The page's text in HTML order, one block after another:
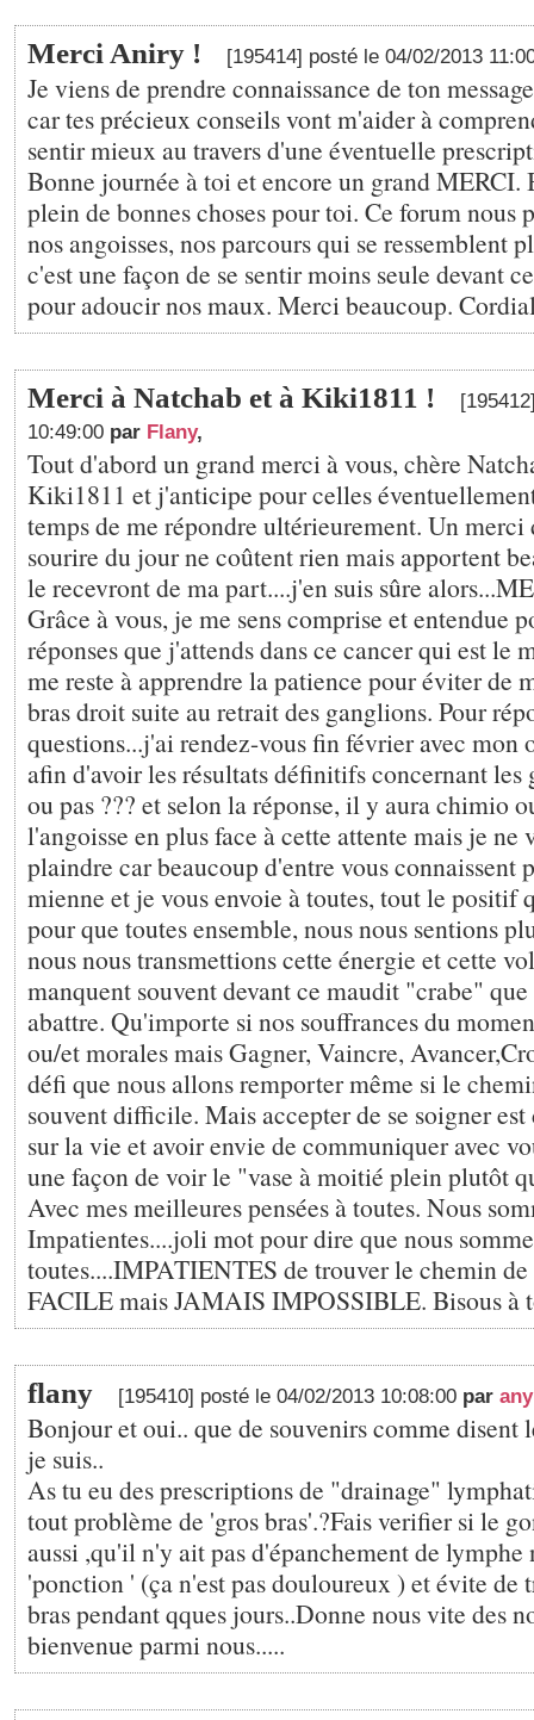
Merci Aniry ! [195414] posté le 04/02/2013
Je viens de prendre connaissance de ton
car tes précieux conseils vont m'aider à
sentir mieux au travers d'une éventuelle
Bonne journée à toi et encore un grand MERCI.
plein de bonnes choses pour toi. Ce forum nous
nos angoisses, nos parcours qui se ressemblent
c'est une façon de se sentir moins seule devant
pour adoucir nos maux. Merci beaucoup.
Merci à Natchab et à Kiki1811 !
10:49:00 par Flany,
Tout d'abord un grand merci à vous, chère
Kiki1811 et j'anticipe pour celles
temps de me répondre ultérieurement. Un
sourire du jour ne coûtent rien mais apportent
le recevront de ma part....j'en suis sûre
Grâce à vous, je me sens comprise et entendue
réponses que j'attends dans ce cancer qui est le
me reste à apprendre la patience pour éviter de
bras droit suite au retrait des ganglions. Pour
questions...j'ai rendez-vous fin février avec mon
afin d'avoir les résultats définitifs concernant les
ou pas ??? et selon la réponse, il y aura chimio
l'angoisse en plus face à cette attente mais je ne
plaindre car beaucoup d'entre vous connaissent
mienne et je vous envoie à toutes, tout le positif
pour que toutes ensemble, nous nous sentions
nous nous transmettions cette énergie et cette
manquent souvent devant ce maudit "crabe" que
abattre. Qu'importe si nos souffrances du
ou/et morales mais Gagner, Vaincre,
défi que nous allons remporter même si le
souvent difficile. Mais accepter de se soigner
sur la vie et avoir envie de communiquer avec
une façon de voir le "vase à moitié plein plutôt
Avec mes meilleures pensées à toutes. Nous
Impatientes....joli mot pour dire que nous
toutes....IMPATIENTES de trouver le chemin de
FACILE mais JAMAIS IMPOSSIBLE. Bisous à
flany [195410] posté le 04/02/2013 10:08:00 par
Bonjour et oui.. que de souvenirs comme disent
je suis..
As tu eu des prescriptions de "drainage"
tout problème de 'gros bras'.?Fais verifier si le
aussi ,qu'il n'y ait pas d'épanchement de lymphe
'ponction ' (ça n'est pas douloureux ) et évite
bras pendant qques jours..Donne nous vite des
bienvenue parmi nous.....